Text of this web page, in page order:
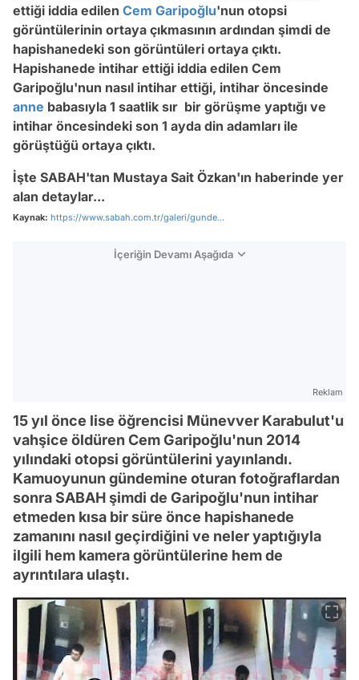
ettiği iddia edilen Cem Garipoğlu'nun otopsi
görüntülerinin ortaya çıkmasının ardından şimdi de
hapishanedeki son görüntüleri ortaya çıktı.
Hapishanede intihar ettiği iddia edilen Cem
Garipoğlu'nun nasıl intihar ettiği, intihar öncesinde
anne babasıyla 1 saatlik sır bir görüşme yaptığı ve
intihar öncesindeki son 1 ayda din adamları ile
görüştüğü ortaya çıktı.
İşte SABAH'tan Mustaya Sait Özkan'ın haberinde yer
alan detaylar...
Kaynak: https://www.sabah.com.tr/galeri/gunde...
İçeriğin Devamı Aşağıda
Reklam
15 yıl önce lise öğrencisi Münevver Karabulut'u
vahşice öldüren Cem Garipoğlu'nun 2014
yılındaki otopsi görüntülerini yayınlandı.
Kamuoyunun gündemine oturan fotoğraflardan
sonra SABAH şimdi de Garipoğlu'nun intihar
etmeden kısa bir süre önce hapishanede
zamanını nasıl geçirdiğini ve neler yaptığıyla
ilgili hem kamera görüntülerine hem de
ayrıntılara ulaştı.